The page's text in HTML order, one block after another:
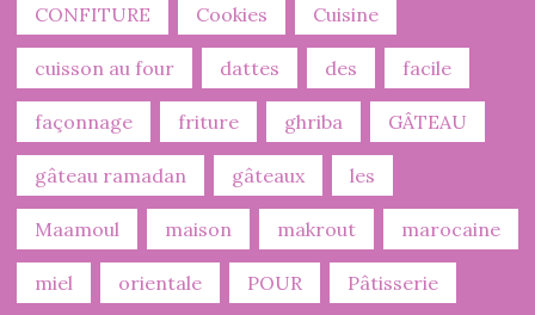
CONFITURE Cookies Cuisine
cuisson au four dattes des facile
façonnage friture ghriba GÂTEAU
gâteau ramadan gâteaux les
Maamoul maison makrout marocaine
miel orientale POUR Pâtisserie